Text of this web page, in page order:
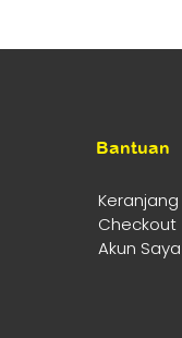
Bantuan
Keranjang
Checkout
Akun Saya